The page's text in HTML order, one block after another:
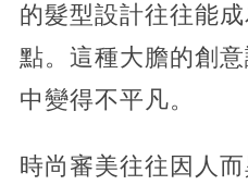
的髮型設計往往能
點。這種大膽的創
中變得不平凡。
時尚審美往往因人